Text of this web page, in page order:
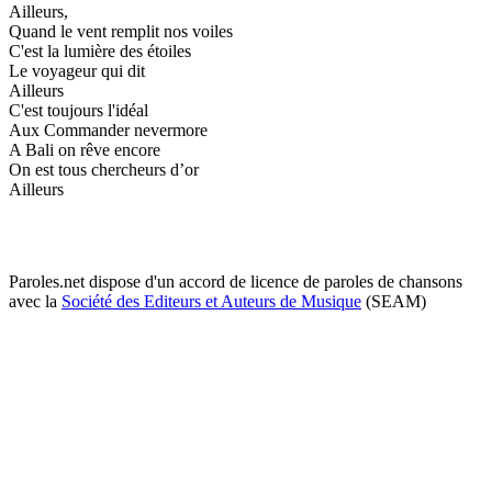
Ailleurs,
Quand le vent remplit nos voiles
C'est la lumière des étoiles
Le voyageur qui dit
Ailleurs
C'est toujours l'idéal
Aux Commander nevermore
A Bali on rêve encore
On est tous chercheurs d’or
Ailleurs
Paroles.net dispose d'un accord de licence de paroles de chansons
avec la Société des Editeurs et Auteurs de Musique (SEAM)